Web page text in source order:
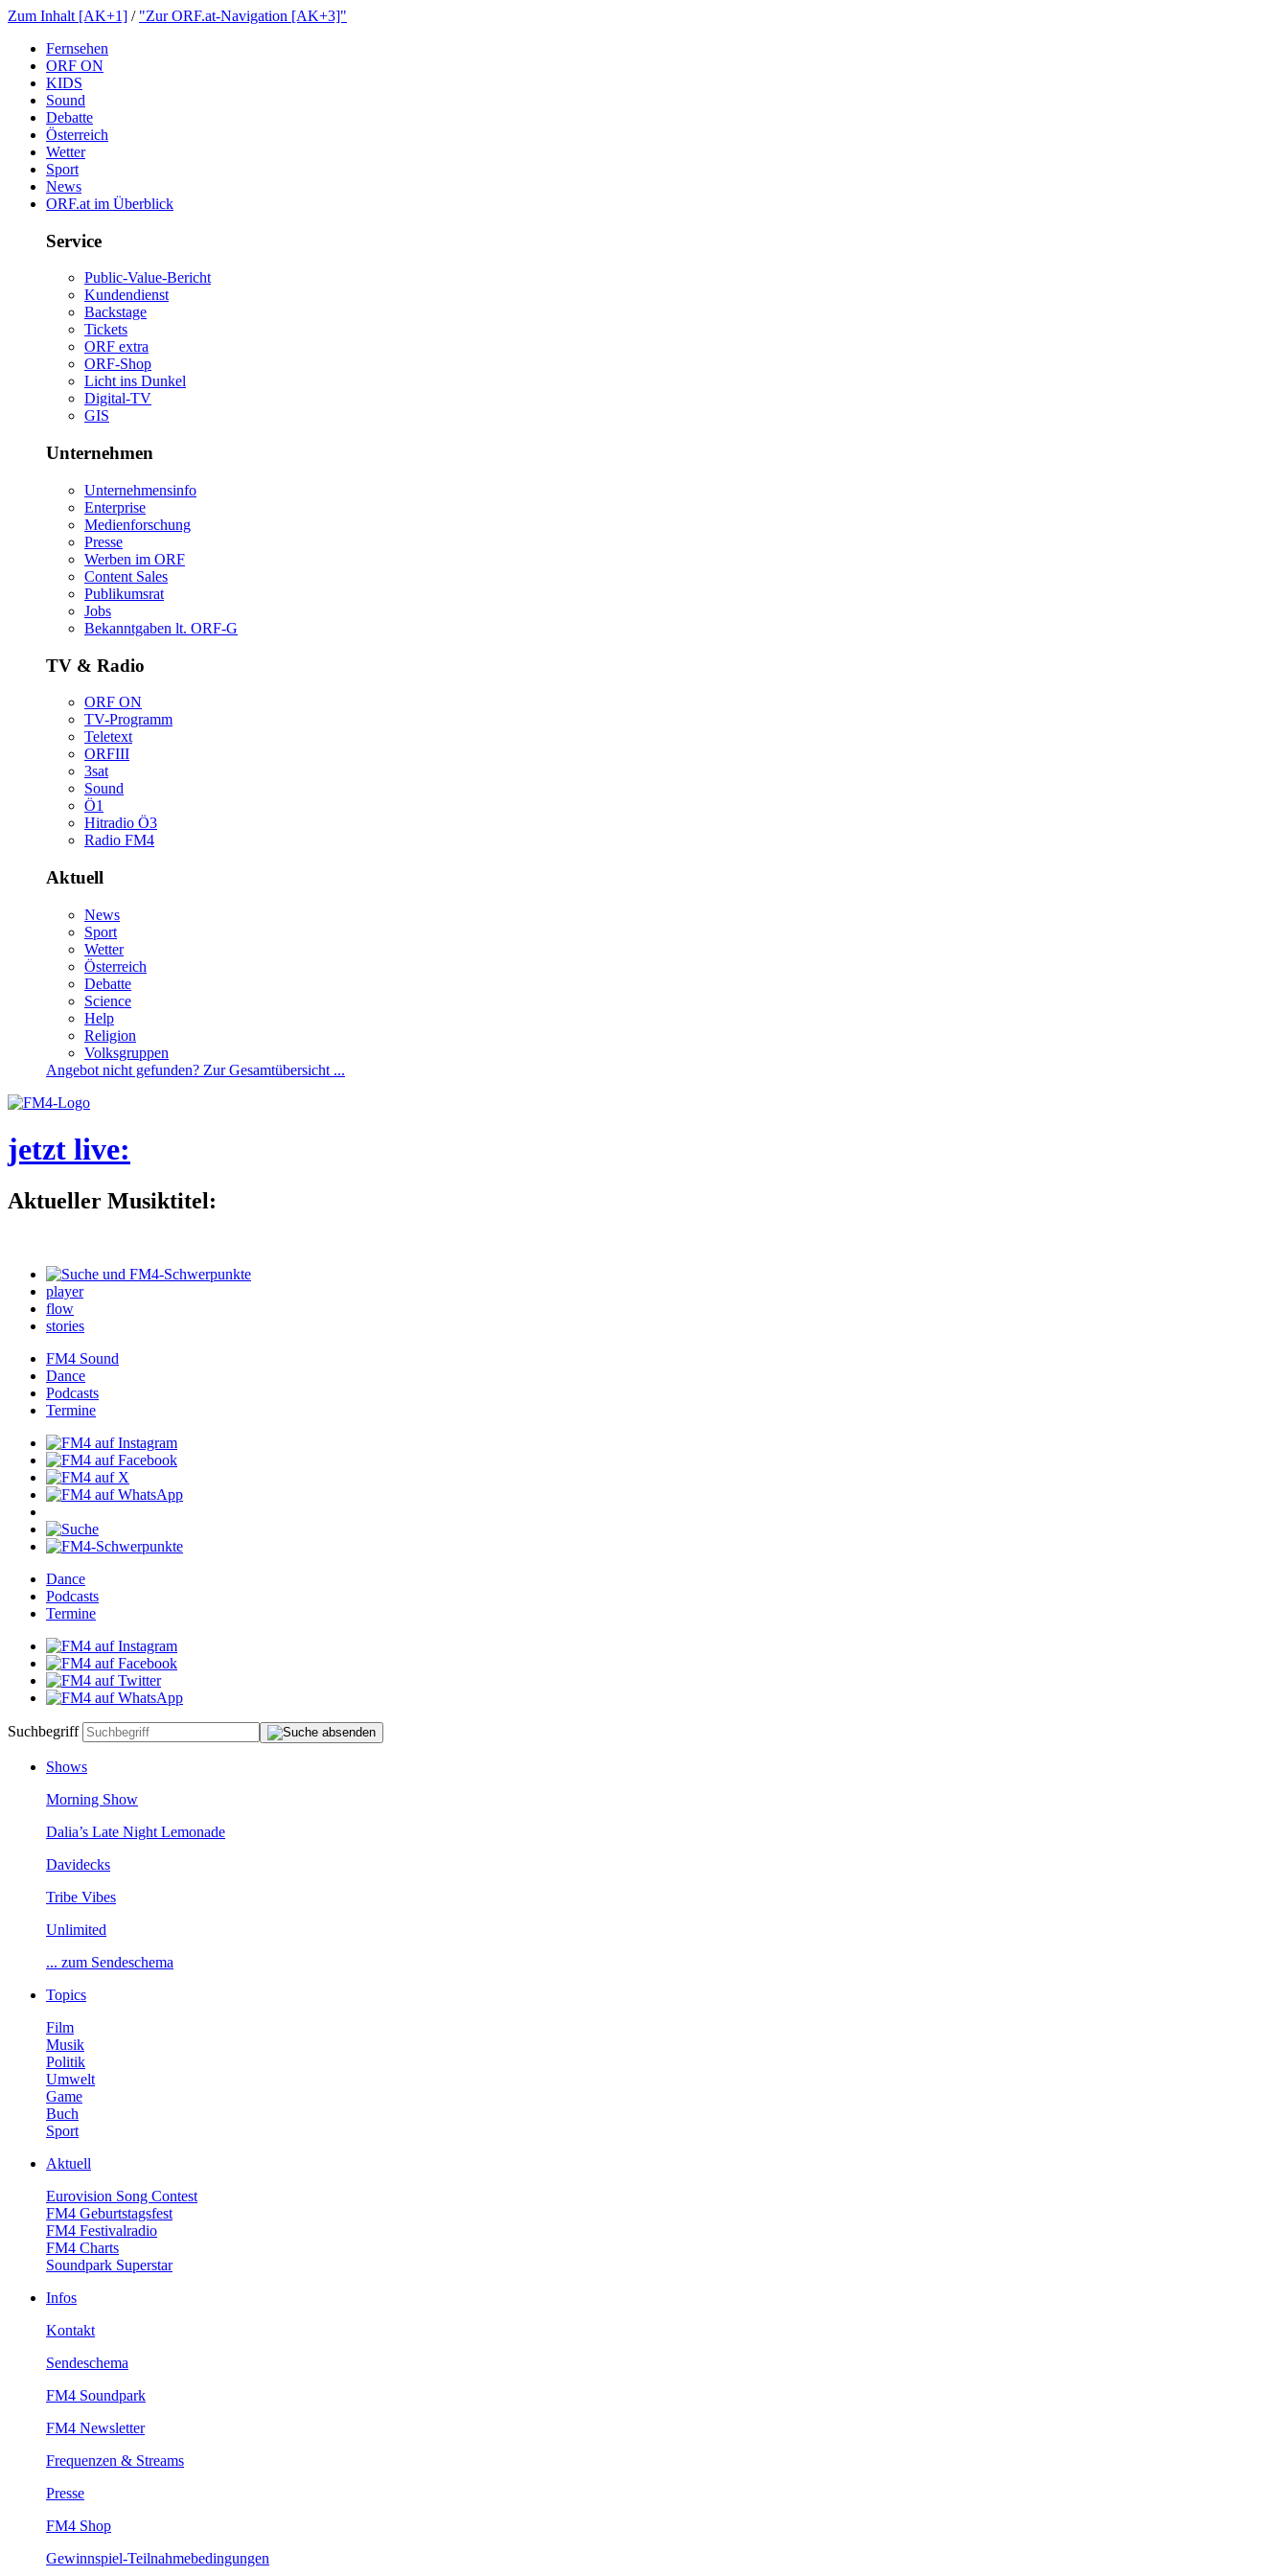
ZumInhalt[AK+1] / "ZurORF.at-Navigation[AK+3]"
Fernsehen
ORFON
KIDS
Sound
Debatte
Österreich
Wetter
Sport
News
ORF.atimÜberblick
Service
Public-Value-Bericht
Kundendienst
Backstage
Tickets
ORFextra
ORF-Shop
LichtinsDunkel
Digital-TV
GIS
Unternehmen
Unternehmensinfo
Enterprise
Medienforschung
Presse
WerbenimORF
ContentSales
Publikumsrat
Jobs
Bekanntgabenlt.ORF-G
TV&Radio
ORFON
TV-Programm
Teletext
ORFIII
3sat
Sound
Ö1
HitradioÖ3
RadioFM4
Aktuell
News
Sport
Wetter
Österreich
Debatte
Science
Help
Religion
Volksgruppen
Angebotnichtgefunden?ZurGesamtübersicht...
jetztlive:
AktuellerMusiktitel:
player
flow
stories
FM4Sound
Dance
Podcasts
Termine
Dance
Podcasts
Termine
Suchbegriff
Shows
MorningShow
Dalia’sLateNightLemonade
Davidecks
TribeVibes
Unlimited
...zumSendeschema
Topics
Film
Musik
Politik
Umwelt
Game
Buch
Sport
Aktuell
EurovisionSongContest
FM4Geburtstagsfest
FM4Festivalradio
FM4Charts
SoundparkSuperstar
Infos
Kontakt
Sendeschema
FM4Soundpark
FM4Newsletter
Frequenzen&Streams
Presse
FM4Shop
Gewinnspiel-Teilnahmebedingungen